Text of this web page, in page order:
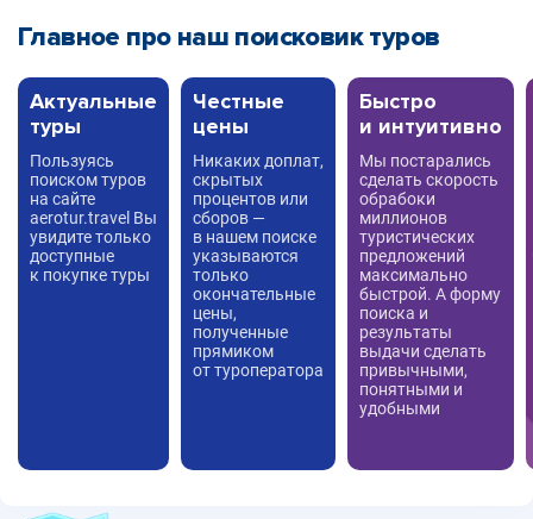
Главное про наш поисковик туров
Актуальные
туры
Пользуясь
поиском туров
на сайте
aerotur.travel Вы
увидите только
доступные
к покупке туры
Честные
цены
Никаких доплат,
скрытых
процентов или
сборов —
в нашем поиске
указываются
только
окончательные
цены,
полученные
прямиком
от туроператора
Быстро
и интуитивно
Мы постарались
сделать скорость
обрабоки
миллионов
туристических
предложений
максимально
быстрой. А форму
поиска и
результаты
выдачи сделать
привычными,
понятными и
удобными